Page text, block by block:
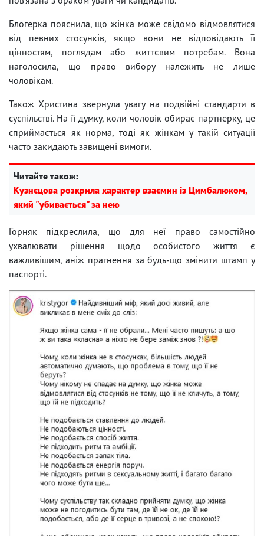
Блогерка пояснила, що жінка може свідомо відмовлятися
від певних стосунків, якщо вони не відповідають її
цінностям, поглядам або життєвим потребам. Вона
наголосила, що право вибору належить не лише
чоловікам.
Також Христина звернула увагу на подвійні стандарти в
суспільстві. На її думку, коли чоловік обирає партнерку, це
сприймається як норма, тоді як жінкам у такій ситуації
часто закидають завищені вимоги.
Читайте також:
Кузнєцова розкрила характер взаємин із Цимбалюком,
який "убивається" за нею
Горняк підкреслила, що для неї право самостійно
ухвалювати рішення щодо особистого життя є
важливішим, аніж прагнення за будь-що змінити штамп у
паспорті.